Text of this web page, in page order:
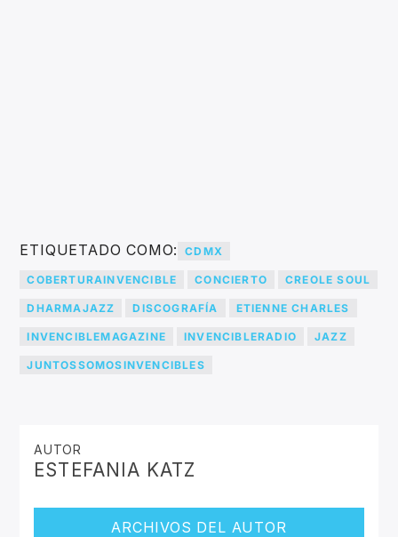
ETIQUETADO COMO: CDMX
COBERTURAINVENCIBLE CONCIERTO CREOLE SOUL
DHARMAJAZZ DISCOGRAFÍA ETIENNE CHARLES
INVENCIBLEMAGAZINE INVENCIBLERADIO JAZZ
JUNTOSSOMOSINVENCIBLES
AUTOR
ESTEFANIA KATZ
ARCHIVOS DEL AUTOR